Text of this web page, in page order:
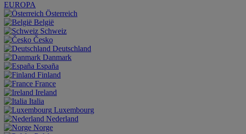
EUROPA
Österreich
België
Schweiz
Česko
Deutschland
Danmark
España
Finland
France
Ireland
Italia
Luxembourg
Nederland
Norge